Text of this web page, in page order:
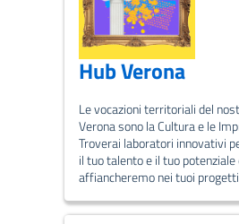
Hub Verona
Le vocazioni territoriali del
Verona sono la Cultura e le
Troverai laboratori innovativi
il tuo talento e il tuo potenziale
affiancheremo nei tuoi